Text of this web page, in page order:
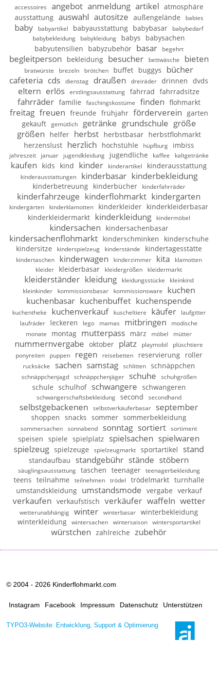
accessoires angebot anmeldung artikel atmosphäre
ausstattung auswahl autositze außengelände babies
baby babyartikel babyausstattung babybasar
babybedarf
babybekleidung
babykleidung babys
babysachen
babyutensilien
babyzubehör basar begehrt
begleitperson bekleidung besucher bettwäsche bieten
bratwürste brezeln brötchen buffet buggys
bücher
cafeteria cds dienstag draußen dreiräder drinnen dvds
eltern erlös erstlingsausstattung fahrrad fahrradsitze
fahrräder familie faschingskostüme finden flohmarkt
freitag freuen freunde frühjahr förderverein garten
gekauft
gemütlich getränke grundschule größe
größen
helfer herbst herbstbasar herbstflohmarkt
herzenslust herzlich hochstühle hüpfburg imbiss
jahreszeit januar jugendkleidung jugendliche kaffee kaltgetränke
kaufen kids kind kinder kinderartikel kinderausstattung
kinderausstattungen kinderbasar kinderbekleidung
kinderbetreuung kinderbücher kinderfahrräder
kinderfahrzeuge kinderflohmarkt kindergarten
kindergärten kinderklamotten kinderkleider kinderkleiderbasar
kinderkleidermarkt kinderkleidung kindermöbel
kindersachen kindersachenbasar
kindersachenflohmarkt kinderschminken
kinderschuhe
kindersitze
kinderspielzeug kinderstände kindertagesstätte
kindertaschen kinderwagen kinderzimmer kita
klamotten
kleider
kleiderbasar kleidergrößen kleidermarkt
kleiderständer kleidung kleidungsstücke
kleinkind
kleinkinder
kommissionsbasar kommissionsware
kuchen
kuchenbasar kuchenbuffet kuchenspende
kuchentheke kuchenverkauf kuscheltiere käufer
laufgitter
laufräder
leckeren lego mamas mitbringen
modische
monate
montag mutterpass märz möbel mütter
nummernvergabe oktober platz playmobil
plüschtiere
ponyreiten
puppen regen reisebetten reservierung roller
rucksäcke sachen samstag schlitten schnäppchen
schnäppchenjagd schnäppchenjäger schuhe schuhgrößen
schule schulhof schwangere schwangeren
schwangerschaftsbekleidung second secondhand
selbstgebackenen selbstverkäuferbasar september
shoppen snacks sommer sommerbekleidung
sommersachen sonnabend sonntag sortiert sortiment
speisen spiele spielplatz spielsachen spielwaren
spielzeug spielzeuge spielzeugmarkt sportartikel stand
standaufbau standgebühr stände stöbern
säuglingsausstattung taschen teenager teenagerbekleidung
teens teilnahme teilnehmen trödel trödelmarkt turnhalle
umstandskleidung umstandsmode vergabe verkauf
verkaufen verkaufstisch verkäufer waffeln wetter
wetterunabhängig winter winterbasar
winterbekleidung
winterkleidung
wintersachen wintersaison wintersportartikel
würstchen zahlreiche zubehör
© 2004 - 2026 Kinderflohmarkt.com
Instagram Facebook Impressum Datenschutz Unterstützen
TYPO3-Website: Entwicklung, Support & Optimierung